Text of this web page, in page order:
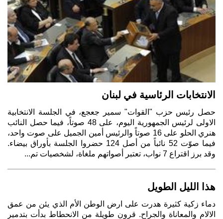
الانتخابات الرئاسية في لبنان
حصل رئيس حزب "القوات" سمير جعجع، في الجلسة الانتخابية
الاولى لرئيس الجمهورية اليوم، على 48 صوتاً، فيما حصل النائب
هنري الحلو على 16 صوتاً والرئيس أمين الجميل على صوت واحد،
فيما صوّت 52 نائباً من أصل 124 حضروا الجلسة بأوراق بيضاء.
وقد برز اقتراع 7 نواب، تعتبر أصواتهم ملغاة، لشخصيات تم...
هذا الليل الطويل
دماء زكية كثيرة هدرت على ارض الوطن الأم الذي يئن من عمق
الالام والمعاناة والجراح. قرون طويلة من الانحطاط بدأت بتدمير